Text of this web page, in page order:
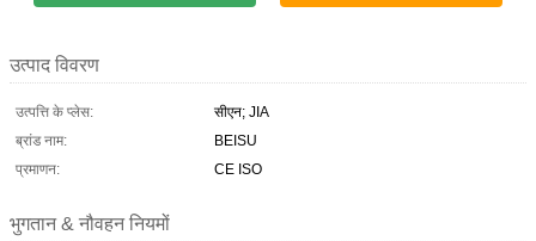
उत्पाद विवरण
उत्पत्ति के प्लेस:
सीएन; JIA
ब्रांड नाम:
BEISU
प्रमाणन:
CE ISO
भुगतान & नौवहन नियमों